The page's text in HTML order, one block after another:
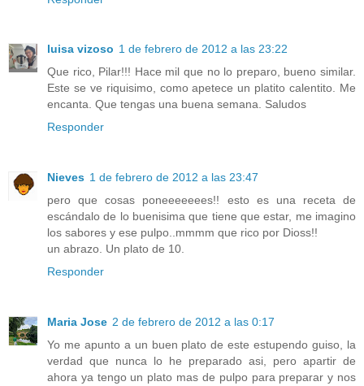
luisa vizoso 1 de febrero de 2012 a las 23:22
Que rico, Pilar!!! Hace mil que no lo preparo, bueno similar.
Este se ve riquisimo, como apetece un platito calentito. Me
encanta. Que tengas una buena semana. Saludos
Responder
Nieves 1 de febrero de 2012 a las 23:47
pero que cosas poneeeeeees!! esto es una receta de
escándalo de lo buenisima que tiene que estar, me imagino
los sabores y ese pulpo..mmmm que rico por Dioss!!
un abrazo. Un plato de 10.
Responder
Maria Jose 2 de febrero de 2012 a las 0:17
Yo me apunto a un buen plato de este estupendo guiso, la
verdad que nunca lo he preparado asi, pero apartir de
ahora ya tengo un plato mas de pulpo para preparar y nos